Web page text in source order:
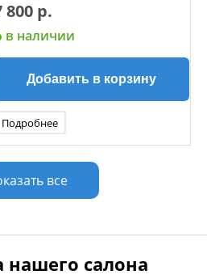
800 р.
в наличии
Добавить в корзину
Подробнее
все
салона